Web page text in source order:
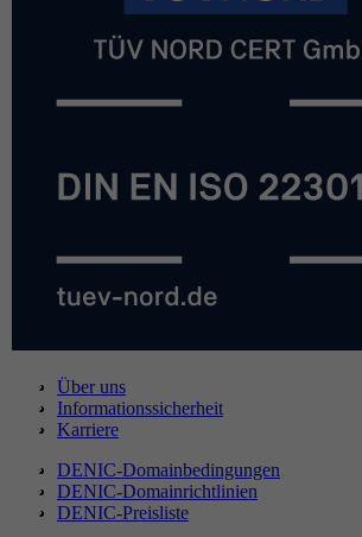
Über uns
Informationssicherheit
Karriere
DENIC-Domainbedingungen
DENIC-Domainrichtlinien
DENIC-Preisliste